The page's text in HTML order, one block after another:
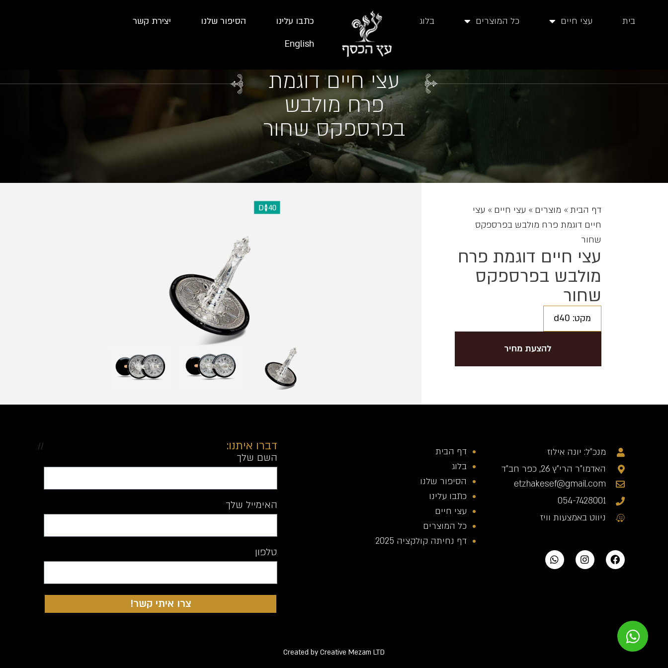
בית עצי חיים כל המוצרים בלוג כתבו עלינו הסיפור שלנו
יצירת קשר
English
עצי חיים דוגמת
פרח מולבש
בפרספקס שחור
דף הבית » מוצרים » עצי חיים » עצי
חיים דוגמת פרח מולבש בפרספקס
שחור
עצי חיים דוגמת פרח
מולבש בפרספקס
שחור
מקט: d40
להצעת מחיר
מנכ"ל: יונה אילוז
האדמו"ר הרי"ץ 26, כפר חב"ד
etzhakesef@gmail.com
054-7428001
ניווט באמצעות וויז
דף הבית
בלוג
הסיפור שלנו
כתבו עלינו
עצי חיים
כל המוצרים
דף נחיתה קולקציה 2025
דברו איתנו:
השם שלך
האימייל שלך
טלפון
צרו איתי קשר!
//
Created by Creative Mezam LTD